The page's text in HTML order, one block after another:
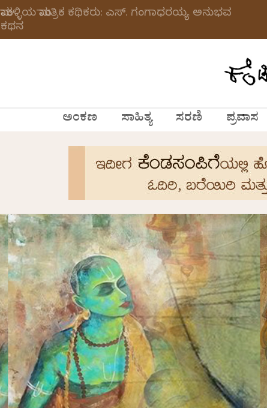
ಮಾಕಳ್ಳಿಯ ಮಾಂತ್ರಿಕ ಕಥಿಕರು: ಎಸ್. ಗಂಗಾಧರಯ್ಯ ಅನುಭವ
ಕಥನ
ಅಂಕಣ ಸಾಹಿತ್ಯ ಸರಣಿ ಪ್ರವಾಸ